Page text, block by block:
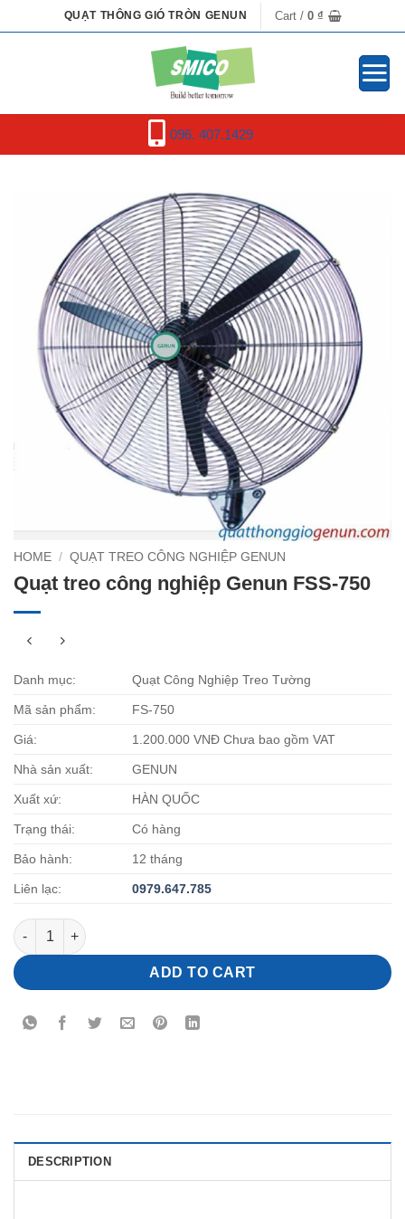
to
QUẠT THÔNG GIÓ TRÒN GENUN Cart / 0 ₫
096. 407.1429
HOME / QUẠT TREO CÔNG NGHIỆP GENUN
Quạt treo công nghiệp Genun FSS-750
Danh mục: Quạt Công Nghiệp Treo Tường
Mã sản phẩm: FS-750
Giá: 1.200.000 VNĐ Chưa bao gồm VAT
Nhà sản xuất: GENUN
Xuất xứ: HÀN QUỐC
Trạng thái: Có hàng
Bảo hành: 12 tháng
Liên lạc: 0979.647.785
Quạt treo công nghiệp Genun FSS-750 quantity
ADD TO CART
DESCRIPTION